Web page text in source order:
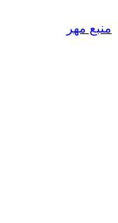
منبع مهر